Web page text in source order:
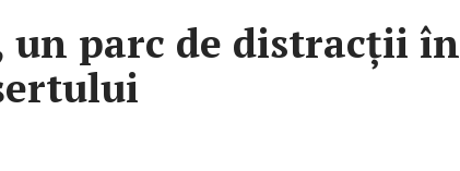
un parc de distracții în